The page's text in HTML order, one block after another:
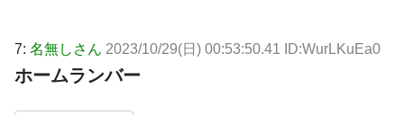
7: 名無しさん 2023/10/29(日) 00:53:50.41 ID:WurLKuEa0
ホームランバー